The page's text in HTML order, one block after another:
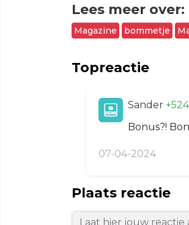
Lees meer over:
Magazine bommetje
Topreactie
Sander +524
Bonus?!
07-04-2024
Plaats reactie